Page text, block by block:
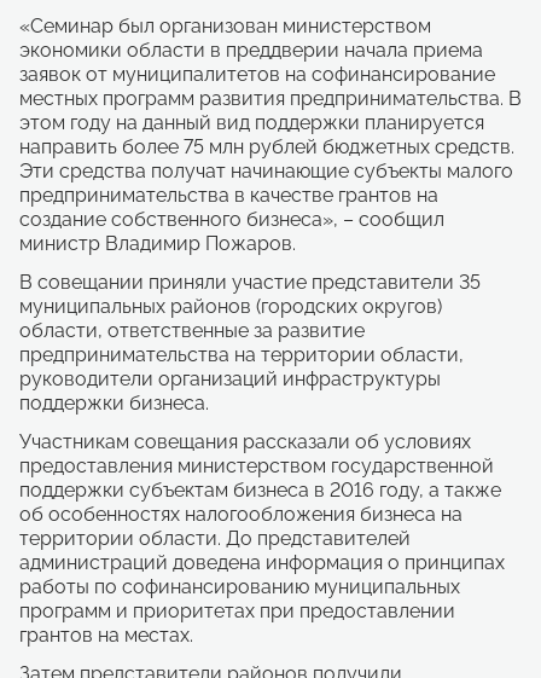
«Семинар был организован министерством
экономики области в преддверии начала приема
заявок от муниципалитетов на софинансирование
местных программ развития предпринимательства. В
этом году на данный вид поддержки планируется
направить более 75 млн рублей бюджетных средств.
Эти средства получат начинающие субъекты малого
предпринимательства в качестве грантов на
создание собственного бизнеса», – сообщил
министр Владимир Пожаров.
В совещании приняли участие представители 35
муниципальных районов (городских округов)
области, ответственные за развитие
предпринимательства на территории области,
руководители организаций инфраструктуры
поддержки бизнеса.
Участникам совещания рассказали об условиях
предоставления министерством государственной
поддержки субъектам бизнеса в 2016 году, а также
об особенностях налогообложения бизнеса на
территории области. До представителей
администраций доведена информация о принципах
работы по софинансированию муниципальных
программ и приоритетах при предоставлении
грантов на местах.